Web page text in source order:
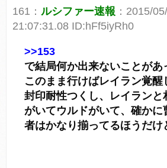
161： ルシファー速報 ：2015/
21:07:31.08 ID:hFf5iyRh0
>>153
で結局何か出来ないことがあ
このまま行けばレイラン覚醒
封印耐性つくし、レイランと
がいてウルドがいて、確かに
者はかなり揃ってるほうだけ